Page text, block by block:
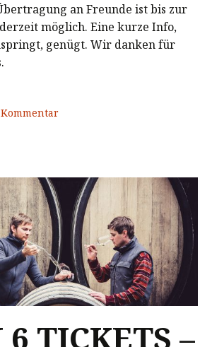
an Freunde ist bis zur
möglich. Eine kurze Info,
genügt. Wir danken für
6 TICKETS –